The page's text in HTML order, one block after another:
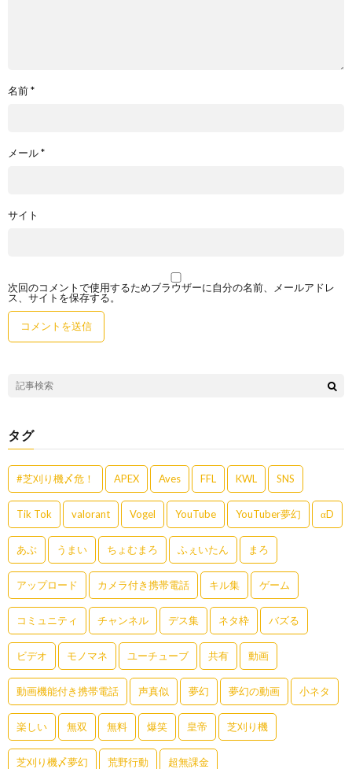
名前*
メール*
サイト
次回のコメントで使用するためブラウザーに自分の名前、メールアドレ
ス、サイトを保存する。
タグ
#芝刈り機〆危！ APEX Aves FFL KWL SNS
Tik Tok valorant Vogel YouTube YouTuber夢幻 αD
あぶ うまい ちょむまろ ふぇいたん まろ
アップロード カメラ付き携帯電話 キル集 ゲーム
コミュニティ チャンネル デス集 ネタ枠 バズる
ビデオ モノマネ ユーチューブ 共有 動画
動画機能付き携帯電話 声真似 夢幻 夢幻の動画 小ネタ
楽しい 無双 無料 爆笑 皇帝 芝刈り機
芝刈り機〆夢幻 荒野行動 超無課金